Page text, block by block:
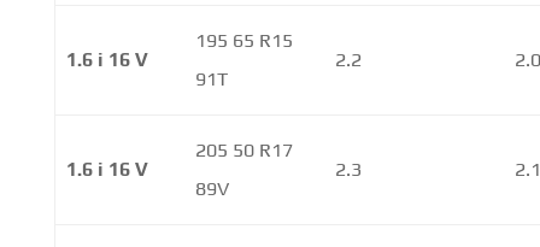
1.6 i 16 V
195 65 R15
91T
2.2
1.6 i 16 V
205 50 R17
89V
2.3